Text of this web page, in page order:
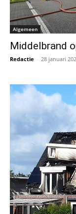
Algemeen
Middelbrand
Redactie - 28 januari